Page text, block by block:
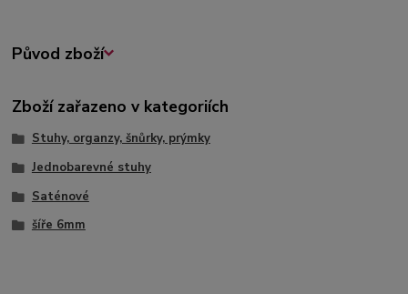
Původ zboží
Zboží zařazeno v kategoriích
Stuhy, organzy, šnůrky, prýmky
Jednobarevné stuhy
Saténové
šíře 6mm